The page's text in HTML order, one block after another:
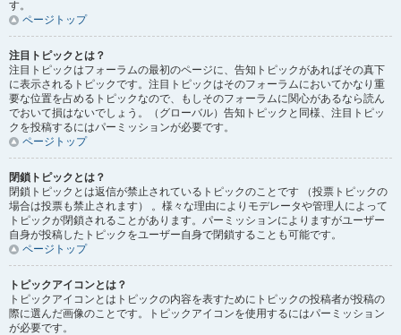
す。
ページトップ
注目トピックとは？
注目トピックはフォーラムの最初のページに、告知トピックがあればその真下
に表示されるトピックです。注目トピックはそのフォーラムにおいてかなり重
要な位置を占めるトピックなので、もしそのフォーラムに関心があるなら読ん
でおいて損はないでしょう。（グローバル）告知トピックと同様、注目トピッ
クを投稿するにはパーミッションが必要です。
ページトップ
閉鎖トピックとは？
閉鎖トピックとは返信が禁止されているトピックのことです （投票トピックの
場合は投票も禁止されます） 。様々な理由によりモデレータや管理人によって
トピックが閉鎖されることがあります。パーミッションによりますがユーザー
自身が投稿したトピックをユーザー自身で閉鎖することも可能です。
ページトップ
トピックアイコンとは？
トピックアイコンとはトピックの内容を表すためにトピックの投稿者が投稿の
際に選んだ画像のことです。トピックアイコンを使用するにはパーミッション
が必要です。